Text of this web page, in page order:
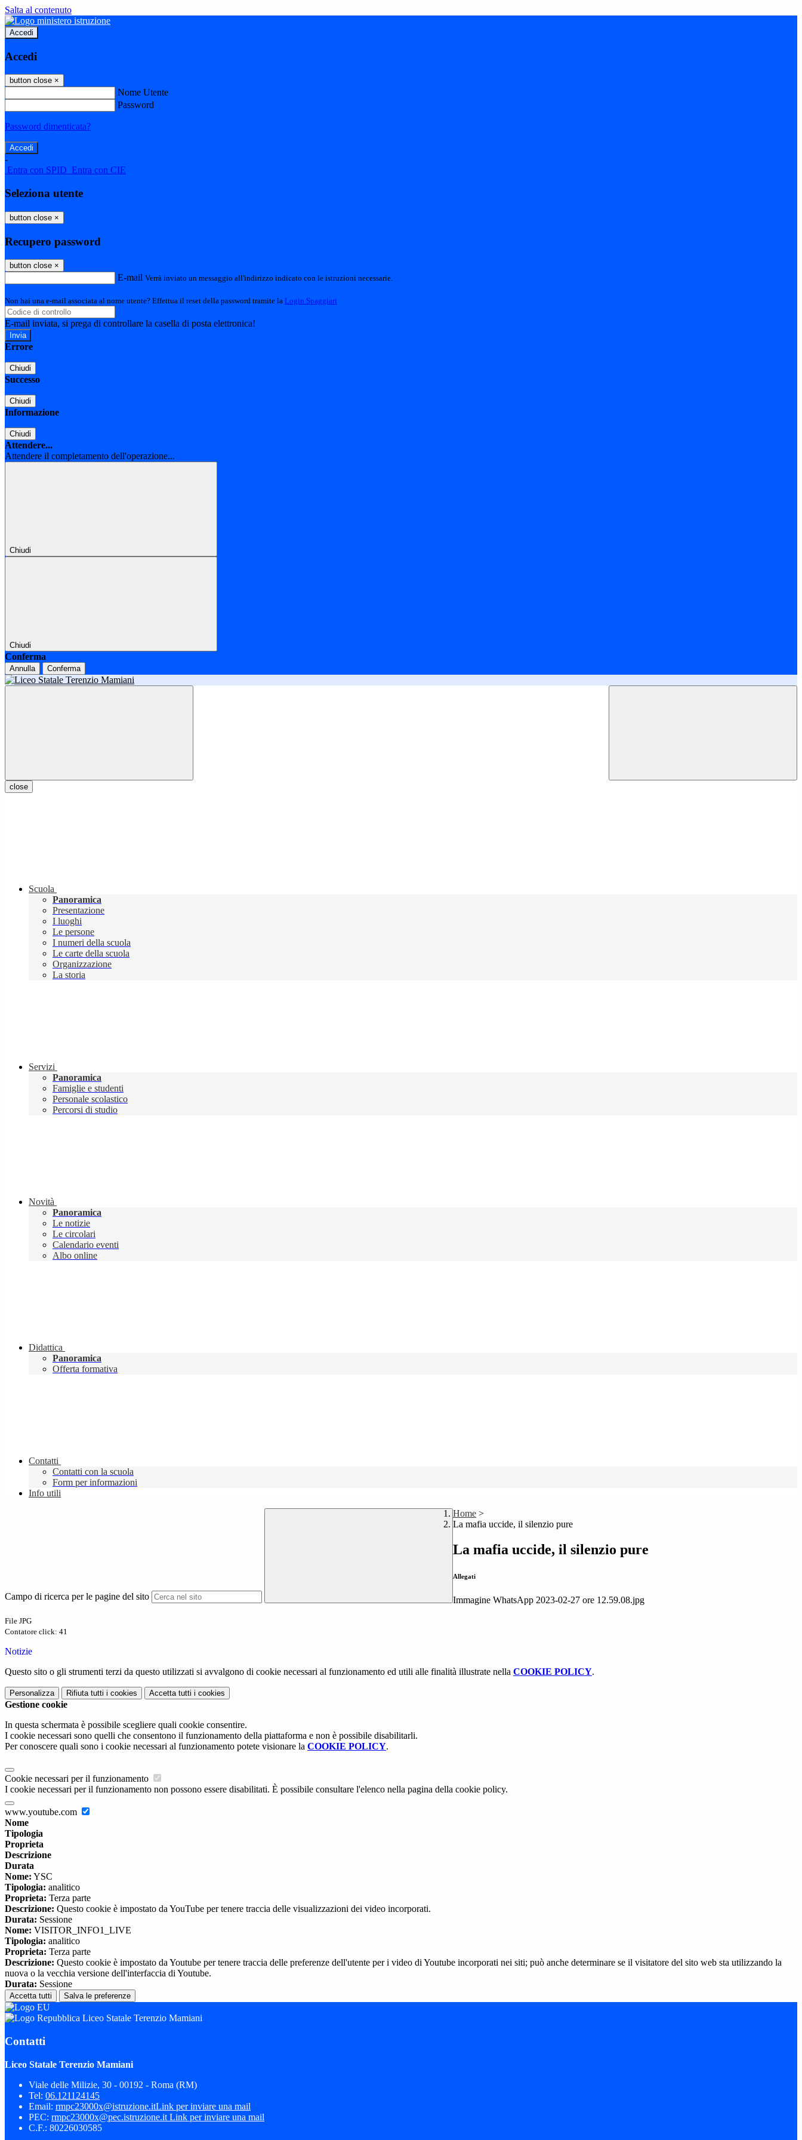
Salta al contenuto
Accedi
Accedi
button close ×
Nome Utente
Password
Password dimenticata?
-
Entra con SPID Entra con CIE
Seleziona utente
button close ×
Recupero password
button close ×
E-mail Verrà inviato un messaggio all'indirizzo indicato con le istruzioni necessarie.
Non hai una e-mail associata al nome utente? Effettua il reset della password tramite la Login Spaggiari
E-mail inviata, si prega di controllare la casella di posta elettronica!
Errore
Chiudi
Successo
Chiudi
Informazione
Chiudi
Attendere...
Attendere il completamento dell'operazione...
Chiudi
Chiudi
Conferma
Annulla Conferma
close
Scuola
Panoramica
Presentazione
I luoghi
Le persone
I numeri della scuola
Le carte della scuola
Organizzazione
La storia
Servizi
Panoramica
Famiglie e studenti
Personale scolastico
Percorsi di studio
Novità
Panoramica
Le notizie
Le circolari
Calendario eventi
Albo online
Didattica
Panoramica
Offerta formativa
Contatti
Contatti con la scuola
Form per informazioni
Info utili
Campo di ricerca per le pagine del sito
Home >
La mafia uccide, il silenzio pure
La mafia uccide, il silenzio pure
Allegati
Immagine WhatsApp 2023-02-27 ore 12.59.08.jpg
File JPG
Contatore click: 41
Notizie
Questo sito o gli strumenti terzi da questo utilizzati si avvalgono di cookie necessari al funzionamento ed utili alle finalità illustrate nella COOKIE POLICY.
Personalizza Rifiuta tutti i cookies Accetta tutti i cookies
Gestione cookie
In questa schermata è possibile scegliere quali cookie consentire.
I cookie necessari sono quelli che consentono il funzionamento della piattaforma e non è possibile disabilitarli.
Per conoscere quali sono i cookie necessari al funzionamento potete visionare la COOKIE POLICY.
Cookie necessari per il funzionamento
I cookie necessari per il funzionamento non possono essere disabilitati. È possibile consultare l'elenco nella pagina della cookie policy.
www.youtube.com
Nome
Tipologia
Proprieta
Descrizione
Durata
Nome: YSC
Tipologia: analitico
Proprieta: Terza parte
Descrizione: Questo cookie è impostato da YouTube per tenere traccia delle visualizzazioni dei video incorporati.
Durata: Sessione
Nome: VISITOR_INFO1_LIVE
Tipologia: analitico
Proprieta: Terza parte
Descrizione: Questo cookie è impostato da Youtube per tenere traccia delle preferenze dell'utente per i video di Youtube incorporati nei siti; può anche determinare se il visitatore del sito web sta utilizzando la
nuova o la vecchia versione dell'interfaccia di Youtube.
Durata: Sessione
Accetta tutti Salva le preferenze
Liceo Statale Terenzio Mamiani
Contatti
Liceo Statale Terenzio Mamiani
Viale delle Milizie, 30 - 00192 - Roma (RM)
Tel: 06.121124145
Email: rmpc23000x@istruzione.itLink per inviare una mail
PEC: rmpc23000x@pec.istruzione.it Link per inviare una mail
C.F.: 80226030585